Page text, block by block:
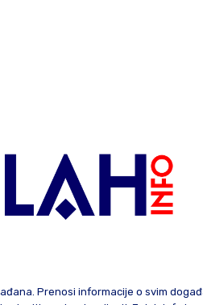
Prenosi informacije o svim